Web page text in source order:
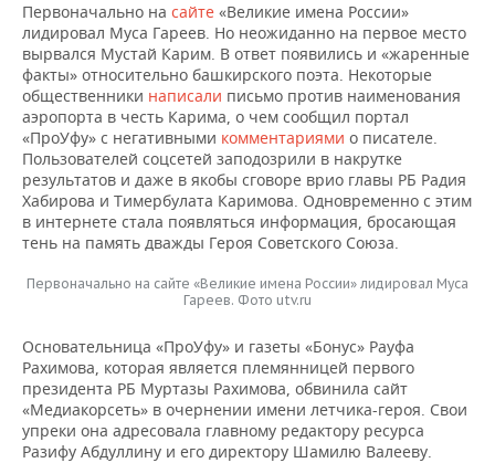
Первоначально на сайте «Великие имена России»
лидировал Муса Гареев. Но неожиданно на первое место
вырвался Мустай Карим. В ответ появились и «жаренные
факты» относительно башкирского поэта. Некоторые
общественники написали письмо против наименования
аэропорта в честь Карима, о чем сообщил портал
«ПроУфу» с негативными комментариями о писателе.
Пользователей соцсетей заподозрили в накрутке
результатов и даже в якобы сговоре врио главы РБ Радия
Хабирова и Тимербулата Каримова. Одновременно с этим
в интернете стала появляться информация, бросающая
тень на память дважды Героя Советского Союза.
Первоначально на сайте «Великие имена России» лидировал Муса
Гареев. Фото utv.ru
Основательница «ПроУфу» и газеты «Бонус» Рауфа
Рахимова, которая является племянницей первого
президента РБ Муртазы Рахимова, обвинила сайт
«Медиакорсеть» в очернении имени летчика-героя. Свои
упреки она адресовала главному редактору ресурса
Разифу Абдуллину и его директору Шамилю Валееву.